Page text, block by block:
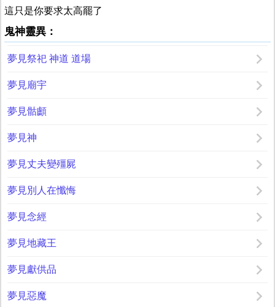
這只是你要求太高罷了
鬼神靈異：
夢見祭祀 神道 道場
夢見廟宇
夢見骷顱
夢見神
夢見丈夫變殭屍
夢見別人在懺悔
夢見念經
夢見地藏王
夢見獻供品
夢見惡魔